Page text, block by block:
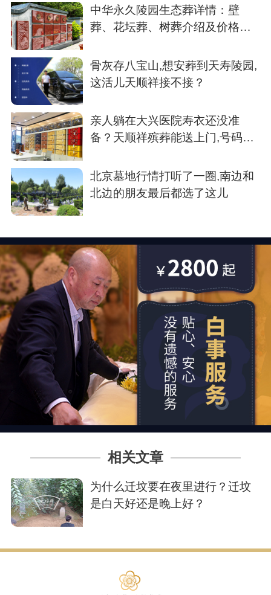
中华永久陵园生态葬详情：壁
葬、花坛葬、树葬介绍及价格参
骨灰存八宝山,想安葬到天寿陵园,
这活儿天顺祥接不接？
亲人躺在大兴医院寿衣还没准
备？天顺祥殡葬能送上门,号码我
北京墓地行情打听了一圈,南边和
北边的朋友最后都选了这儿
相关文章
为什么迁坟要在夜里进行？迁坟
是白天好还是晚上好？